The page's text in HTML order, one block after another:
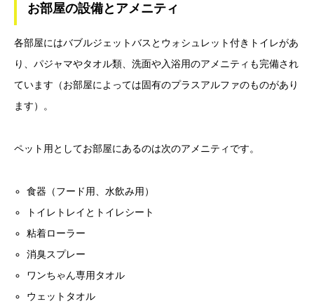
お部屋の設備とアメニティ
各部屋にはバブルジェットバスとウォシュレット付きトイレがあ
り、パジャマやタオル類、洗面や入浴用のアメニティも完備され
ています（お部屋によっては固有のプラスアルファのものがあり
ます）。
ペット用としてお部屋にあるのは次のアメニティです。
食器（フード用、水飲み用）
トイレトレイとトイレシート
粘着ローラー
消臭スプレー
ワンちゃん専用タオル
ウェットタオル